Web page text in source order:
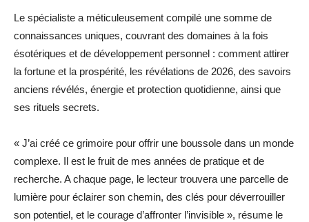
Le spécialiste a méticuleusement compilé une somme de
connaissances uniques, couvrant des domaines à la fois
ésotériques et de développement personnel : comment attirer
la fortune et la prospérité, les révélations de 2026, des savoirs
anciens révélés, énergie et protection quotidienne, ainsi que
ses rituels secrets.
« J’ai créé ce grimoire pour offrir une boussole dans un monde
complexe. Il est le fruit de mes années de pratique et de
recherche. A chaque page, le lecteur trouvera une parcelle de
lumière pour éclairer son chemin, des clés pour déverrouiller
son potentiel, et le courage d’affronter l’invisible », résume le